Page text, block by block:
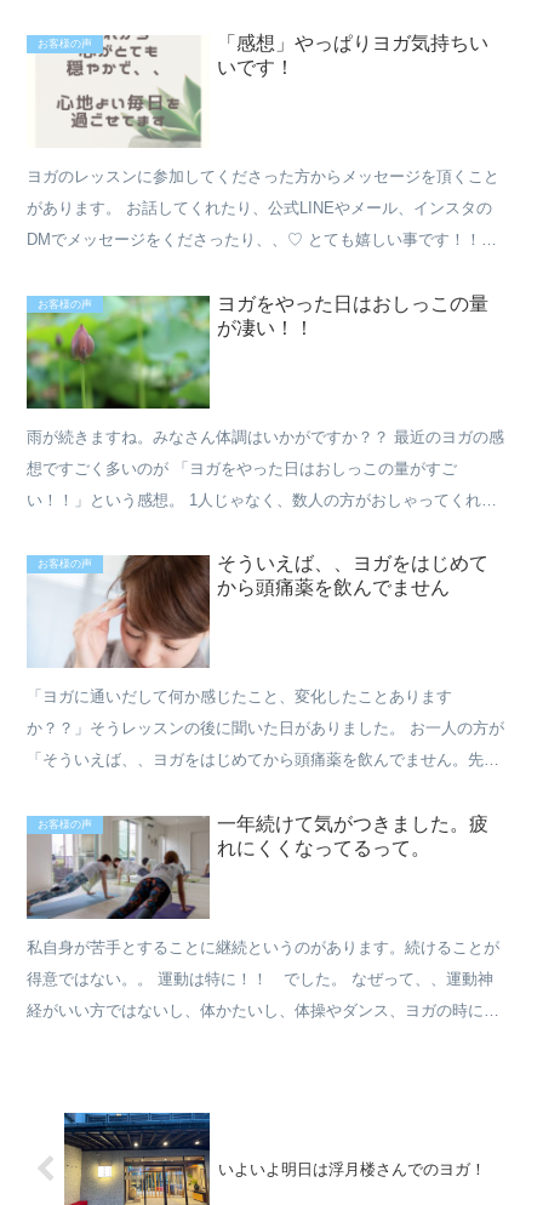
お客様の声
「感想」やっぱりヨガ気持ちい
いです！
ヨガのレッスンに参加してくださった方からメッセージを頂くこと
があります。 お話してくれたり、公式LINEやメール、インスタの
DMでメッセージをくださったり、、♡ とても嬉しい事です！！！
お客様の声
ヨガをやった日はおしっこの量
が凄い！！
雨が続きますね。みなさん体調はいかがですか？？ 最近のヨガの感
想ですごく多いのが 「ヨガをやった日はおしっこの量がすご
い！！」という感想。 1人じゃなく、数人の方がおしゃってくれて
お客様の声
そういえば、、ヨガをはじめて
から頭痛薬を飲んでません
「ヨガに通いだして何か感じたこと、変化したことあります
か？？」そうレッスンの後に聞いた日がありました。 お一人の方が
「そういえば、、ヨガをはじめてから頭痛薬を飲んでません。先日
月...
お客様の声
一年続けて気がつきました。疲
れにくくなってるって。
私自身が苦手とすることに継続というのがあります。続けることが
得意ではない。。 運動は特に！！ でした。 なぜって、、運動神
経がいい方ではないし、体かたいし、体操やダンス、ヨガの時に
いよいよ明日は浮月楼さんでのヨガ！